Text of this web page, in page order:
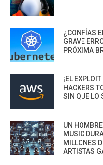
¿CONFÍAS
GRAVE
PRÓXIMA
¡EL
HACKERS
SIN QUE LO
UN
MUSIC
MILLONES
ARTISTAS